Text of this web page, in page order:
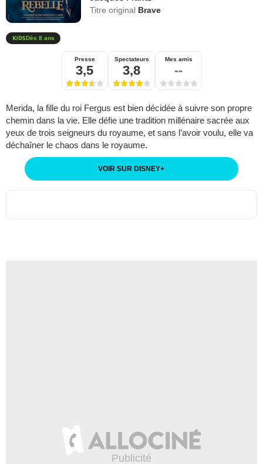
Titre original Brave
Dès 8 ans
Presse
3,5
Spectateurs
3,8
Mes amis
--
Merida, la fille du roi Fergus est bien décidée à suivre son propre
chemin dans la vie. Elle défie une tradition millénaire sacrée aux
yeux de trois seigneurs du royaume, et sans l’avoir voulu, elle va
déchaîner le chaos dans le royaume.
VOIR SUR DISNEY+